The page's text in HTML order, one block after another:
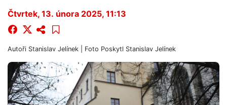
Čtvrtek, 13. února 2025, 11:13
Autoři Stanislav Jelínek | Foto Poskytl Stanislav Jelínek